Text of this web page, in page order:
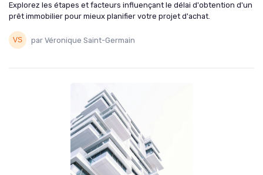
Explorez les étapes et facteurs influençant le délai d'obtention d'un
prêt immobilier pour mieux planifier votre projet d'achat.
par Véronique Saint-Germain